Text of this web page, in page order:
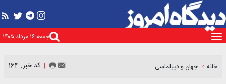
جمعه ۱۶ مرداد ۱۴۰۵
خانه جهان و دیپلماسی کد خبر: 164